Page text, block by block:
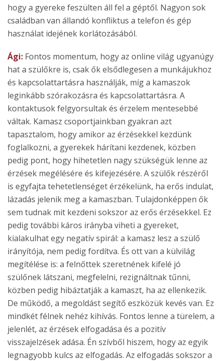
hogy a gyereke feszülten áll fel a géptől. Nagyon sok
családban van állandó konfliktus a telefon és gép
használat idejének korlátozásából.
Ági: Fontos momentum, hogy az online világ ugyanúgy
hat a szülőkre is, csak ők elsődlegesen a munkájukhoz
és kapcsolattartásra használják, míg a kamaszok
leginkább szórakozásra és kapcsolattartásra. A
kontaktusok felgyorsultak és érzelem mentesebbé
váltak. Kamasz csoportjainkban gyakran azt
tapasztalom, hogy amikor az érzésekkel kezdünk
foglalkozni, a gyerekek hárítani kezdenek, közben
pedig pont, hogy hihetetlen nagy szükségük lenne az
érzések megélésére és kifejezésére. A szülők részéről
is egyfajta tehetetlenséget érzékelünk, ha erős indulat,
lázadás jelenik meg a kamaszban. Tulajdonképpen ők
sem tudnak mit kezdeni sokszor az erős érzésekkel. Ez
pedig további káros irányba viheti a gyereket,
kialakulhat egy negatív spirál: a kamasz lesz a szülő
irányítója, nem pedig fordítva. És ott van a külvilág
megítélése is: a felnőttek szeretnének kifelé jó
szülőnek látszani, megfelelni, rezignáltnak tűnni,
közben pedig hibáztatják a kamaszt, ha az ellenkezik.
De működő, a megoldást segítő eszközük kevés van. Ez
mindkét félnek nehéz kihívás. Fontos lenne a türelem, a
jelenlét, az érzések elfogadása és a pozitív
visszajelzések adása. Én szívből hiszem, hogy az egyik
legnagyobb kulcs az elfogadás. Az elfogadás sokszor a